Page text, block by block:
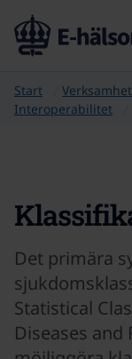
Start Verksamhet
Interoperabilitet
Det primära
Statistical
Diseases